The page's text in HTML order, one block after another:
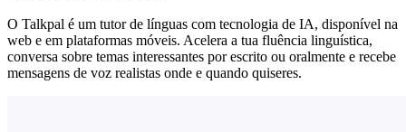
O Talkpal é um tutor de línguas com tecnologia de IA, disponível na
web e em plataformas móveis. Acelera a tua fluência linguística,
conversa sobre temas interessantes por escrito ou oralmente e recebe
mensagens de voz realistas onde e quando quiseres.